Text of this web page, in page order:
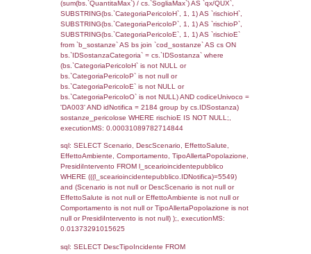
rofi.DescAltro FROM f_territori_limitrofi
cod_territori_tipologia ON
(f_territori_limitrofi.IDTipologiaTerritorio =
cod_territori_tipologia.IDTipologiaTerritorio)
(f_territori_limitrofi.IDTipoTerritorio =
cod_territori_tipologia.IDTerritorioTP)
(((f_territori_limitrofi.IDNotifica)=5549) AND
0.068727016448975
sql: SELECT f_territori_limitrofi.Distanza,
f_territori_limitrofi.Direzione,
f_territori_limitrofi.Denominazione,
rofi.DescAltro FROM f_territori_limitrofi